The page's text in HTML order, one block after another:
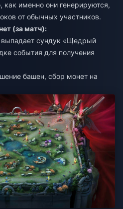
как именно они генерируются,
от обычных участников.
(за матч):
сундук «Щедрый
события для получения
башен, сбор монет на